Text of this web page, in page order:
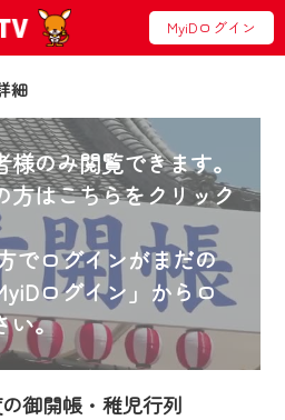
MyiDログイン
細
のみ閲覧できます。
方はこちらをクリック
でログインがまだの
ログイン」からロ
い。
の御開帳・稚児行列
らせ
Web TV』は2024
ューアルします！